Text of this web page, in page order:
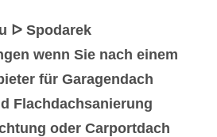
ᐅ Spodarek
wenn Sie nach einem
für Garagendach
Flachdachsanierung
oder Carportdach